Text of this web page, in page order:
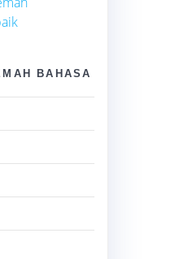
BAHASA